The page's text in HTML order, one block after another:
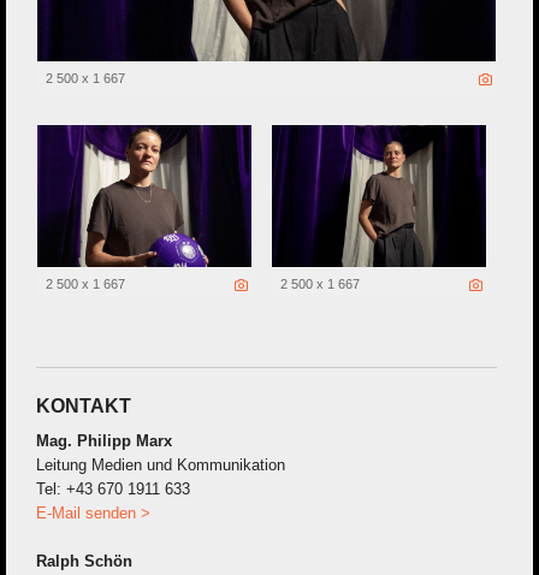
2 500 x 1 667
2 500 x 1 667 2 500 x 1 667
KONTAKT
Mag. Philipp Marx
Leitung Medien und Kommunikation
Tel: +43 670 1911 633
E-Mail senden >
Ralph Schön